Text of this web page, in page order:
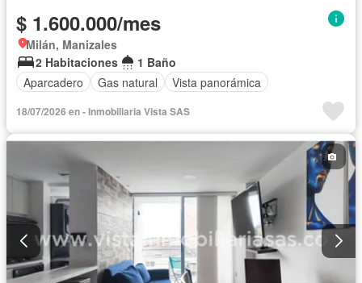
$ 1.600.000/mes
Milán, Manizales
2 Habitaciones
1 Baño
Aparcadero
Gas natural Vista panorámica
18/07/2026 en - Inmobiliaria Vista SAS